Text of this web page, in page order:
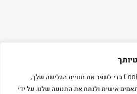
אנו משתמשים בקובצי Cookie כדי לשפר את חוויית הגלישה שלך,
אישית ולנתח את התנועה שלנו. על ידי